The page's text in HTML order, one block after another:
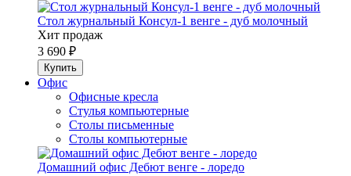
Стол журнальный Консул-1 венге - дуб молочный
Хит продаж
3 690 ₽
Офис
Офисные кресла
Стулья компьютерные
Столы письменные
Столы компьютерные
Домашний офис Дебют венге - лоредо